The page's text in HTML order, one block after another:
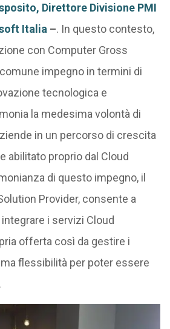
Direttore Divisione PMI
Italia –. In questo contesto,
con Computer Gross
impegno in termini di
tecnologica e
la medesima volontà di
in un percorso di crescita
abilitato proprio dal Cloud
di questo impegno, il
Provider, consente a
i servizi Cloud
offerta così da gestire i
flessibilità per poter essere